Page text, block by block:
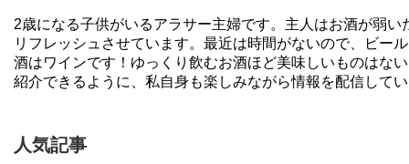
2歳になる子供がいるアラサー主婦です。主人はお酒が弱
リフレッシュさせています。最近は時間がないので、ビー
酒はワインです！ゆっくり飲むお酒ほど美味しいものはな
紹介できるように、私自身も楽しみながら情報を配信して
人気記事